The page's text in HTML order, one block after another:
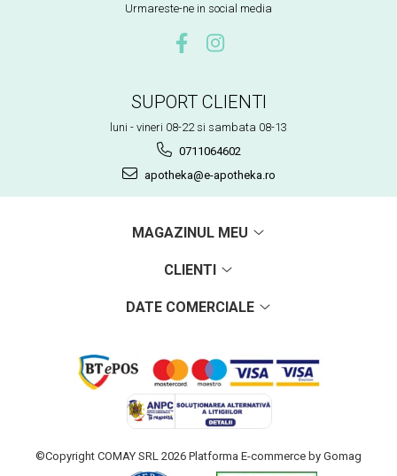
Urmareste-ne in social media
SUPORT CLIENTI
luni - vineri 08-22 si sambata 08-13
0711064602
apotheka@e-apotheka.ro
MAGAZINUL MEU
CLIENTI
DATE COMERCIALE
©Copyright COMAY SRL 2026 Platforma E-commerce by Gomag